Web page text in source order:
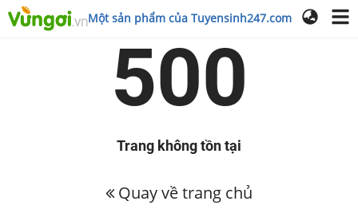
Một sản phẩm của Tuyensinh247.com
500
Trang không tồn tại
Quay về trang chủ